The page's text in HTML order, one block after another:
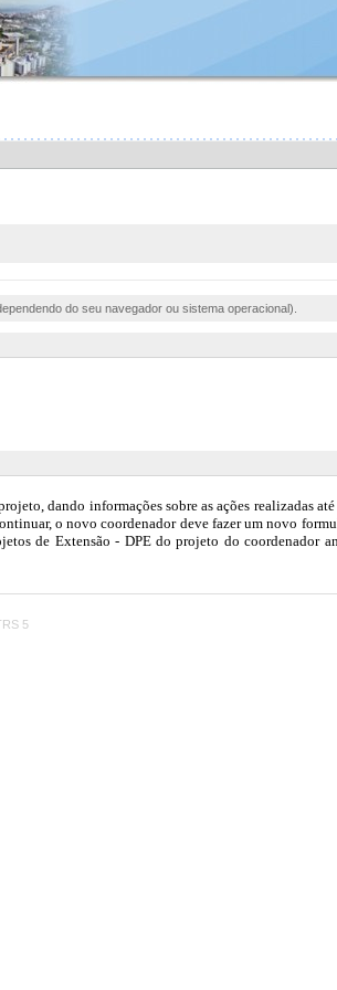
do seu navegador ou sistema operacional).
5